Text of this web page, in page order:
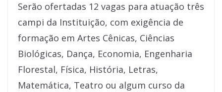
Serão ofertadas 12 vagas para atuação três
campi da Instituição, com exigência de
formação em Artes Cênicas, Ciências
Biológicas, Dança, Economia, Engenharia
Florestal, Física, História, Letras,
Matemática, Teatro ou algum curso da